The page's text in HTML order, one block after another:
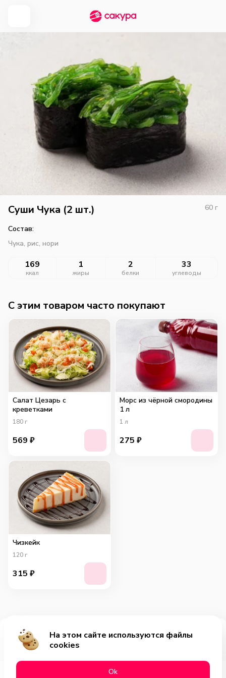
Суши Чука (2 шт.) 60 г
Состав:
Чука, рис, нори
169
ккал
1
жиры
2
белки
33
углеводы
Добавить за 345₽
C этим товаром часто покупают
Салат Цезарь с
креветками
180 г
569 ₽
Морс из чёрной смородины
1 л
1 л
275 ₽
Чизкейк
120 г
315 ₽
На этом сайте используются файлы
cookies
Оk